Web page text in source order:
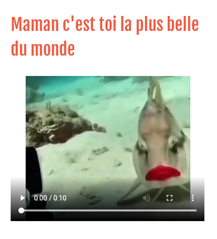
Maman c'est toi la plus belle
du monde